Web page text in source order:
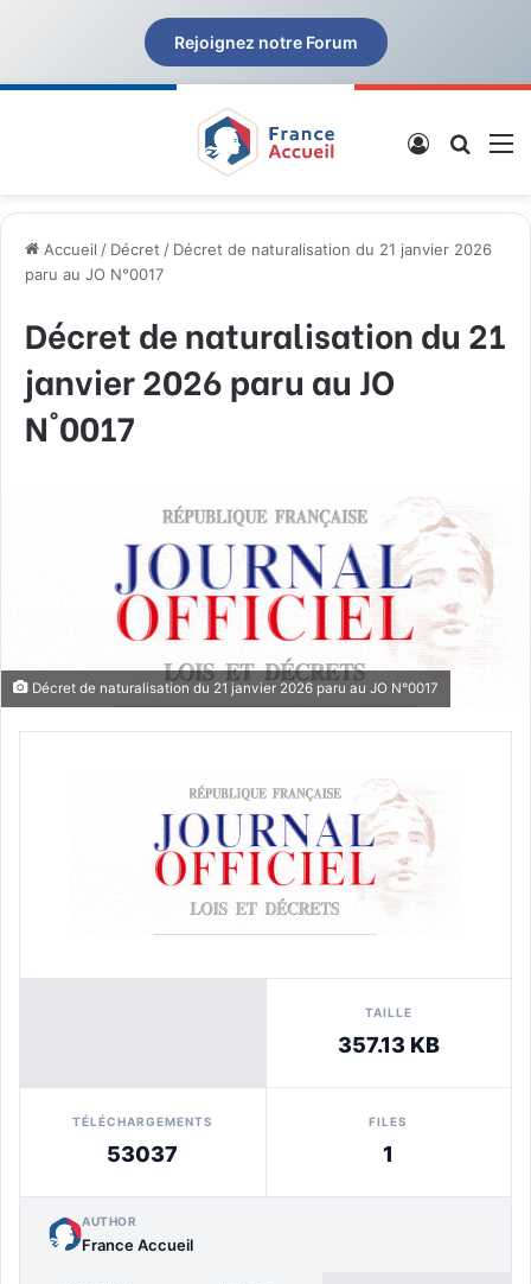
Rejoignez notre Forum
Connexion
Accueil / Décret / Décret de naturalisation du 21 janvier 2026
paru au JO N°0017
Décret de naturalisation du 21
janvier 2026 paru au JO
N°0017
Décret de naturalisation du 21 janvier 2026 paru au JO N°0017
TAILLE
357.13 KB
TÉLÉCHARGEMENTS
53037
FILES
1
AUTHOR
France Accueil